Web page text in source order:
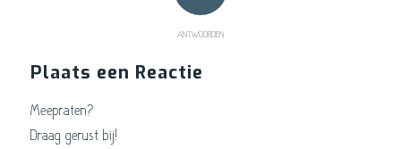
ANTWOORDEN
Plaats een Reactie
Meepraten?
Draag gerust bij!